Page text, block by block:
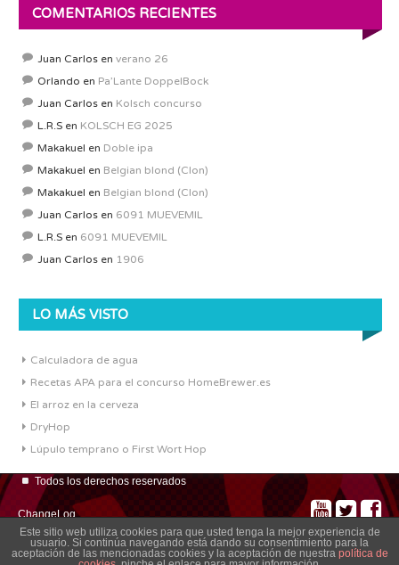
COMENTARIOS RECIENTES
Juan Carlos en verano 26
Orlando en Pa’Lante DoppelBock
Juan Carlos en Kolsch concurso
L.R.S en KOLSCH EG 2025
Makakuel en Doble ipa
Makakuel en Belgian blond (Clon)
Makakuel en Belgian blond (Clon)
Juan Carlos en 6091 MUEVEMIL
L.R.S en 6091 MUEVEMIL
Juan Carlos en 1906
LO MÁS VISTO
Calculadora de agua
Recetas APA para el concurso HomeBrewer.es
El arroz en la cerveza
DryHop
Lúpulo temprano o First Wort Hop
Todos los derechos reservados
ChangeLog
Este sitio web utiliza cookies para que usted tenga la mejor experiencia de
usuario. Si continúa navegando está dando su consentimiento para la
aceptación de las mencionadas cookies y la aceptación de nuestra política de